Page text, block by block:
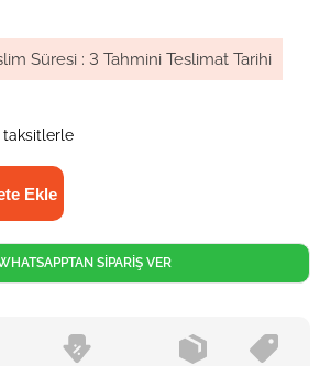
Süresi : 3 Tahmini Teslimat Tarihi
taksitlerle
SİPARİŞ VER